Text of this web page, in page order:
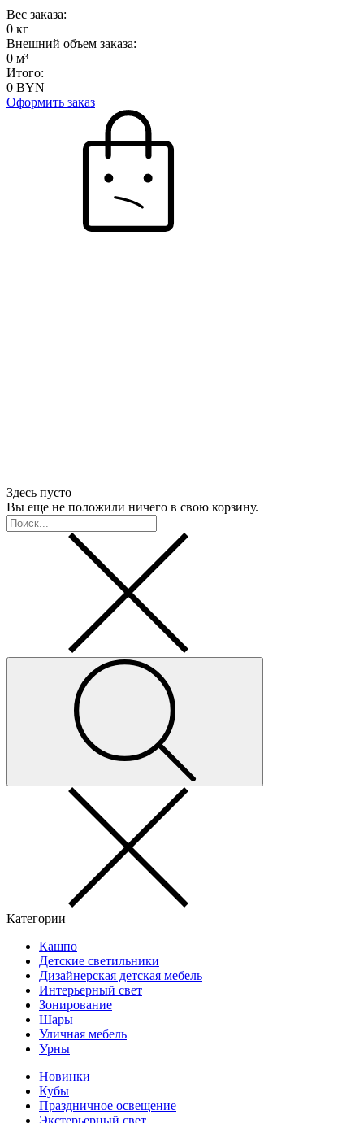
Вес заказа:
0 кг
Внешний объем заказа:
0 м³
Итого:
0 BYN
Оформить заказ
Здесь пусто
Вы еще не положили ничего в свою корзину.
Категории
Кашпо
Детские светильники
Дизайнерская детская мебель
Интерьерный свет
Зонирование
Шары
Уличная мебель
Урны
Новинки
Кубы
Праздничное освещение
Экстерьерный свет